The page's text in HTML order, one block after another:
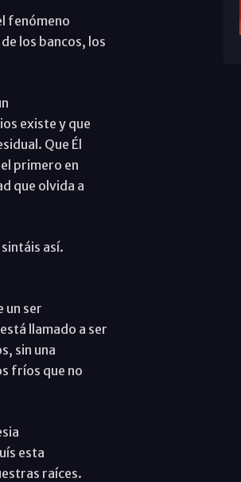
fenómeno
los bancos, los
existe y que
Que Él
primero en
que olvida a
así.
un ser
llamado a ser
sin una
fríos que no
esta
raíces.